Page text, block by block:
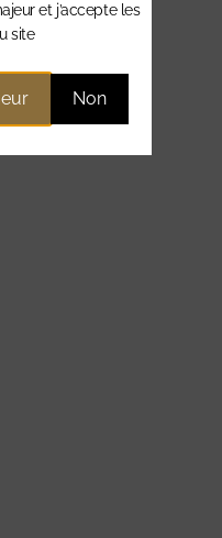
et j’accepte les
site
Non